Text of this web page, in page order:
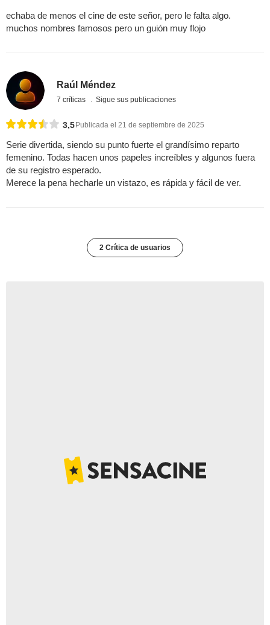
echaba de menos el cine de este señor, pero le falta algo.
muchos nombres famosos pero un guión muy flojo
Raúl Méndez
7 críticas Sigue sus publicaciones
3,5 Publicada el 21 de septiembre de 2025
Serie divertida, siendo su punto fuerte el grandísimo reparto
femenino. Todas hacen unos papeles increíbles y algunos fuera
de su registro esperado.
Merece la pena hecharle un vistazo, es rápida y fácil de ver.
2 Crítica de usuarios